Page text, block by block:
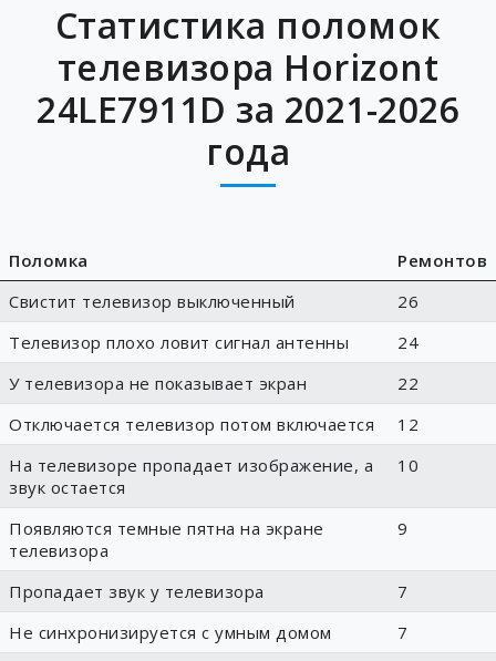
Статистика поломок
телевизора Horizont
24LE7911D за 2021-2026
года
Поломка
Ремонтов
Свистит телевизор выключенный
26
Телевизор плохо ловит сигнал антенны
24
У телевизора не показывает экран
22
Отключается телевизор потом включается
12
На телевизоре пропадает изображение, а
звук остается
10
Появляются темные пятна на экране
телевизора
9
Пропадает звук у телевизора
7
Не синхронизируется с умным домом
7